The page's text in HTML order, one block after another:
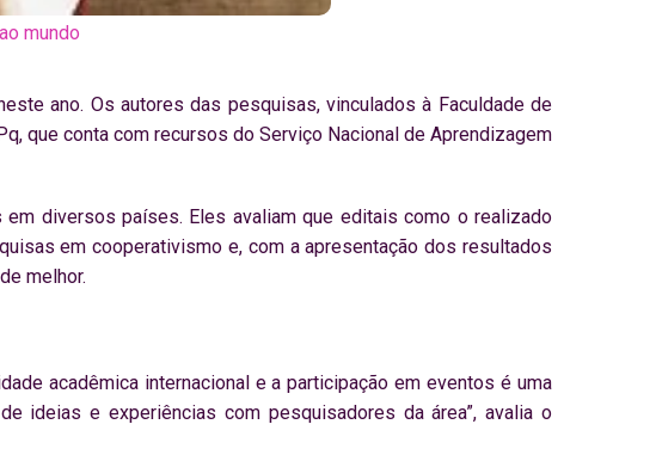
mundo
ano. Os autores das pesquisas, vinculados à Faculdade de
que conta com recursos do Serviço Nacional de Aprendizagem
diversos países. Eles avaliam que editais como o realizado
em cooperativismo e, com a apresentação dos resultados
melhor.
acadêmica internacional e a participação em eventos é uma
ideias e experiências com pesquisadores da área”, avalia o